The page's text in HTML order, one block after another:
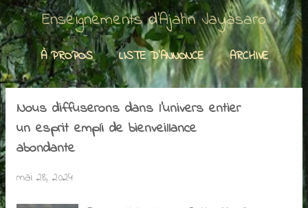
Enseignements d'Ajahn Jayasaro
À PROPOS LISTE D'ANNONCE ARCHIVE
Nous diffuserons dans l'univers entier
un esprit empli de bienveillance
abondante
mai 28, 2024